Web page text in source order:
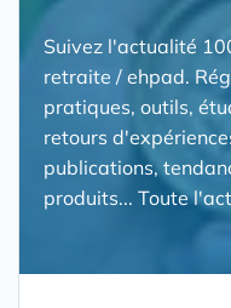
Suivez l'actualité
retraite / ehpad.
pratiques, outils,
retours
publications,
produits... Toute